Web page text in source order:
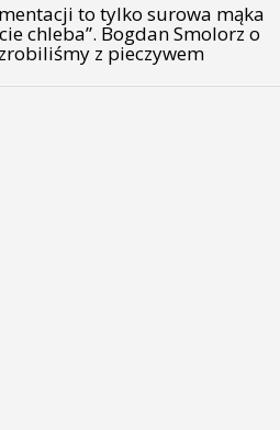
to tylko surowa mąka
chleba”. Bogdan Smolorz o
z pieczywem